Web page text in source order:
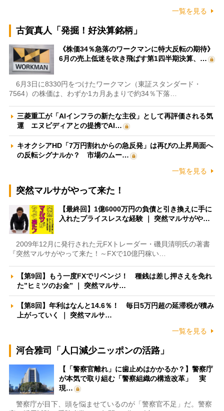
一覧を見る
古賀真人「発掘！好決算銘柄」
《株価34％急落のワークマンに特大反転の期待》
6月の売上低迷を吹き飛ばす第1四半期決算、…
6月3日に8330円をつけたワークマン（東証スタンダード・
7564）の株価は、わずか1カ月あまりで約34％下落…
三菱重工が「AIインフラの新たな主役」として再評価される気
運 エヌビディアとの提携でAI…
キオクシアHD「7万円割れからの急反発」は再びの上昇局面へ
の反転シグナルか？ 市場のムー…
一覧を見る
突然マルサがやって来た！
【最終回】1億6000万円の負債と引き換えに手に
入れたプライスレスな経験 ｜ 突然マルサがや…
2009年12月に発行された元FXトレーダー・磯貝清明氏の著書
『突然マルサがやって来た！～FXで10億円稼い…
【第9回】もう一度FXでリベンジ！ 種銭は差し押さえを免れ
た”ヒミツのお金” ｜ 突然マルサ…
【第8回】年利はなんと14.6％！ 毎日5万円超の延滞税が積み
上がっていく ｜ 突然マルサ…
一覧を見る
河合雅司「人口減少ニッポンの活路」
【「警察官離れ」に歯止めはかかるか？】警察庁
が本気で取り組む「警察組織の構造改革」 実
現…
警察庁が目下、頭を悩ませているのが「警察官不足」だ。警察